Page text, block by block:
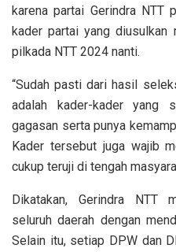
karena partai Gerindra NTT
kader partai yang
pilkada NTT 2024 nanti.
“Sudah pasti dari hasil
adalah kader-kader yang
gagasan serta punya
Kader tersebut juga wajib
cukup teruji di tengah
Dikatakan, Gerindra NTT
seluruh daerah dengan
Selain itu, setiap DPW dan